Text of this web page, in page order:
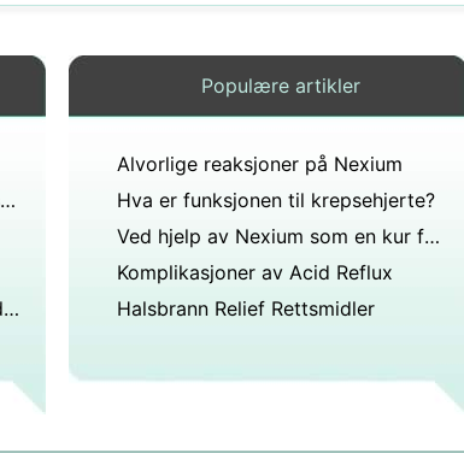
Ernæring Forvaltning av gastroøsofageal refluks
Hvis du har en hjertestarter kan du bli brun i solariet?
Populære artikler
Alvorlige reaksjoner på Nexium
Hva er funksjonen til krepsehjerte?
Ved hjelp av Nexium som en kur for acid reflux
Komplikasjoner av Acid Reflux
Halsbrann Relief Rettsmidler